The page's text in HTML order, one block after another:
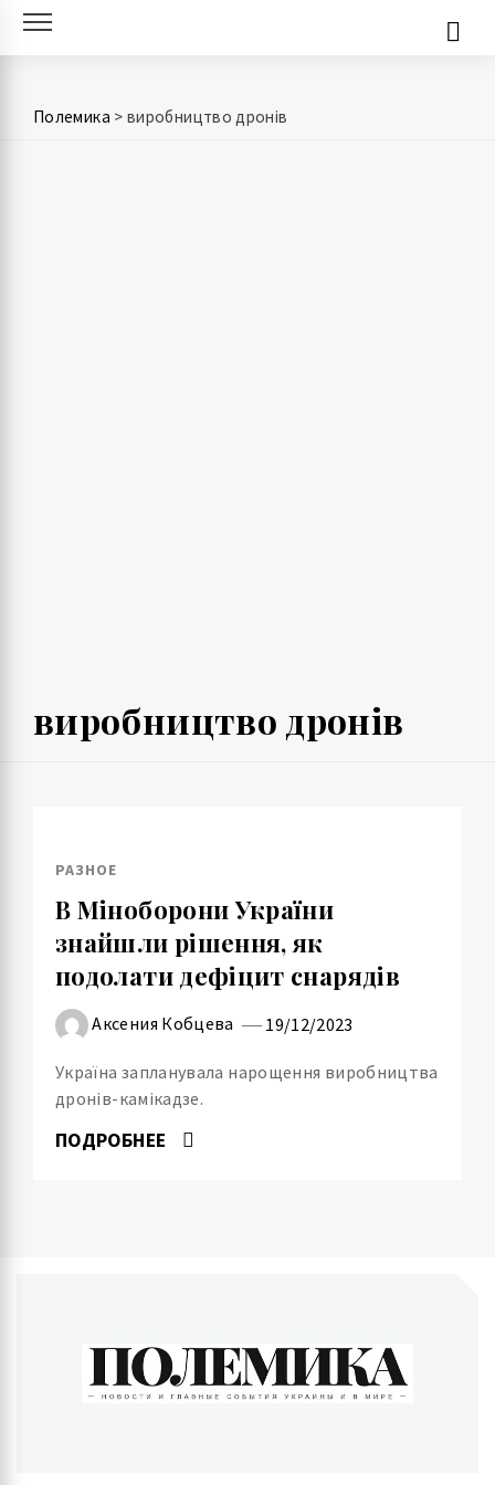
Skip
Полемика > виробництво дронів
виробництво дронів
РАЗНОЕ
В Міноборони України
знайшли рішення, як
подолати дефіцит снарядів
Аксения Кобцева 19/12/2023
Україна запланувала нарощення виробництва
дронів-камікадзе.
ПОДРОБНЕЕ